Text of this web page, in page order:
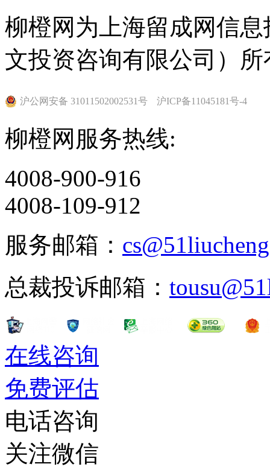
柳橙网为上海留成网信
文投资咨询有限公司）所
沪公网安备 31011502002531号 沪ICP备11045181号-4
柳橙网服务热线:
4008-900-916
4008-109-912
服务邮箱：
总裁投诉邮箱：
在线咨询
免费评估
电话咨询
关注微信